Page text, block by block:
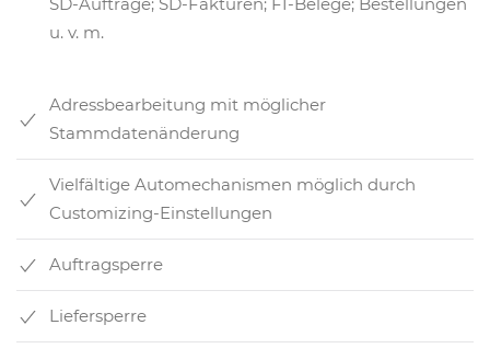
u. v. m.
Adressbearbeitung mit möglicher
Stammdatenänderung
Vielfältige Automechanismen möglich durch
Customizing-Einstellungen
Auftragsperre
Liefersperre